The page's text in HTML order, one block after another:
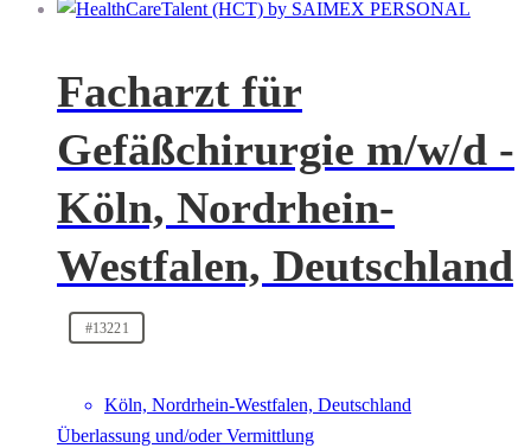
Facharzt für
Gefäßchirurgie m/w/d -
Köln, Nordrhein-
Westfalen, Deutschland
#13221
Köln, Nordrhein-Westfalen, Deutschland
Überlassung und/oder Vermittlung